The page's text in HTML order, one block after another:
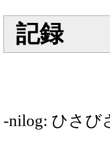
記録
-nilog: ひさび